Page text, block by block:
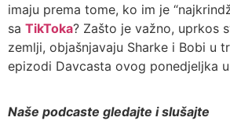
imaju prema tome, ko im je
sa TikToka? Zašto je važno, uprkos
zemlji, objašnjavaju Sharke i Bobi u
epizodi Davcasta ovog ponedjeljka
Naše podcaste gledajte i slušajte